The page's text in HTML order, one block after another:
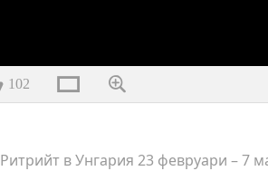
102
Ритрийт в Унгария 23 февруари – 7